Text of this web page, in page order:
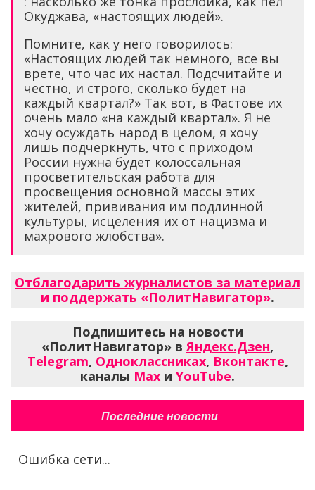
Окуджава, «настоящих людей».
Помните, как у него говорилось:
«Настоящих людей так немного, все вы
врете, что час их настал. Подсчитайте и
честно, и строго, сколько будет на
каждый квартал?» Так вот, в Фастове их
очень мало «на каждый квартал». Я не
хочу осуждать народ в целом, я хочу
лишь подчеркнуть, что с приходом
России нужна будет колоссальная
просветительская работа для
просвещения основной массы этих
жителей, прививания им подлинной
культуры, исцеления их от нацизма и
махрового жлобства».
Отблагодарить журналистов за материал
и поддержать «ПолитНавигатор».
Подпишитесь на новости
«ПолитНавигатор» вЯндекс.Дзен,
Telegram, Одноклассниках, Вконтакте,
каналы Max и YouTube.
Последние новости
Ошибка сети...